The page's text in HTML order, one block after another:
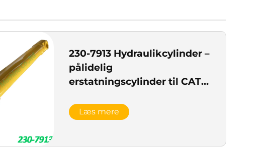
230-7913 Hydraulikcylinder –
pålidelig
erstatningscylinder til CAT-
Læs mere